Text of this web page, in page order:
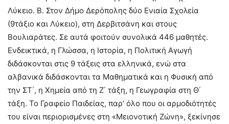
Λύκειο. Β. Στον Δήμο Δερόπολης δύο Ενιαία Σχολεία
(9τάξιο και Λύκειο), στη Δερβιτσάνη και στους
Βουλιαράτες. Σε αυτά φοιτούν συνολικά 446 μαθητές.
Ενδεικτικά, η Γλώσσα, η Ιστορία, η Πολιτική Αγωγή
διδάσκονται στις 9 τάξεις στα ελληνικά, ενώ στα
αλβανικά διδάσκονται τα Μαθηματικά και η Φυσική από
την ΣΤ΄, η Χημεία από τη Ζ΄ τάξη, η Γεωγραφία στη Θ΄
τάξη. Το Γραφείο Παιδείας, παρ’ όλο που οι αρμοδιότητές
του είναι περιορισμένες στη «Μειονοτική Ζώνη», ξεκίνησε